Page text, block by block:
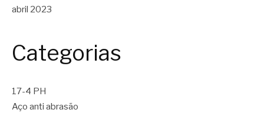
abril 2023
Categorias
17-4 PH
Aço anti abrasão